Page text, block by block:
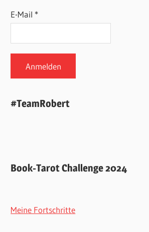
E-Mail *
#TeamRobert
Book-Tarot Challenge 2024
Meine Fortschritte